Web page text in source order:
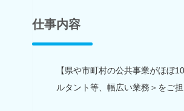
仕事内容
【県や市町村の公共事業がほぼ
ルタント等、幅広い業務＞をご